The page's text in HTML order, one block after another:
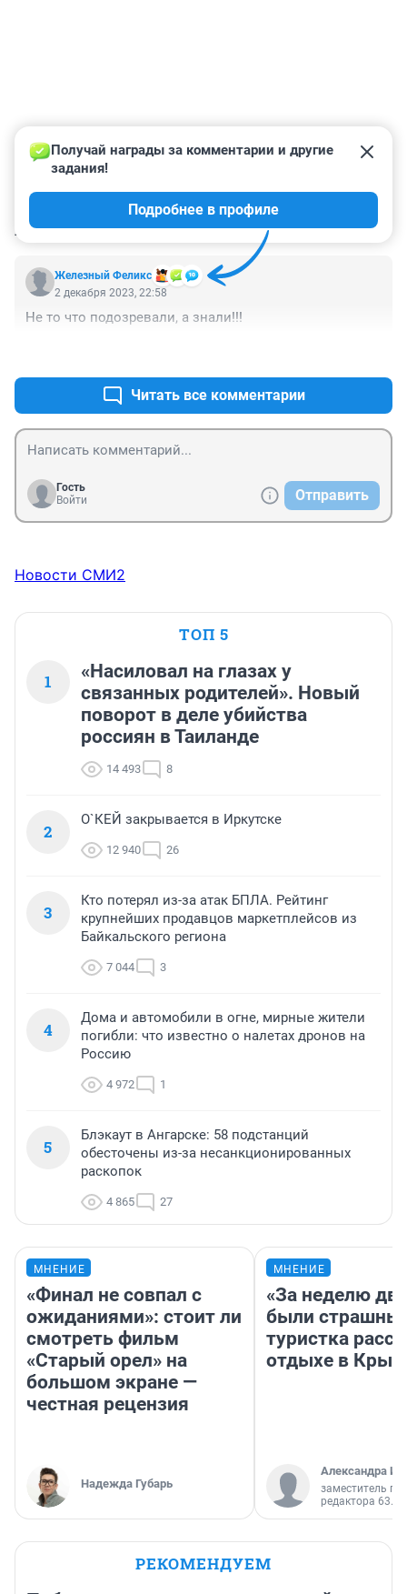
КОММЕНТАРИИ 1
Железный Феликс
Получай награды за комментарии и другие
задания!
Подробнее в профиле
2 декабря 2023, 22:58
Не то что подозревали, а знали!!!
Читать все комментарии
Гость
Войти
Отправить
Новости СМИ2
ТОП 5
1
«Насиловал на глазах у
связанных родителей». Новый
поворот в деле убийства
россиян в Таиланде
14 493 8
2
О`КЕЙ закрывается в Иркутске
12 940 26
3
Кто потерял из-за атак БПЛА. Рейтинг
крупнейших продавцов маркетплейсов из
Байкальского региона
7 044 3
4
Дома и автомобили в огне, мирные жители
погибли: что известно о налетах дронов на
Россию
4 972 1
5
Блэкаут в Ангарске: 58 подстанций
обесточены из-за несанкционированных
раскопок
4 865 27
МНЕНИЕ
«Финал не совпал с
ожиданиями»: стоит ли
смотреть фильм
«Старый орел» на
большом экране —
честная рецензия
Надежда Губарь
МНЕНИЕ
«За неделю
были
туристка
отдыхе в
Александра
заместитель
редактора 63.RU
РЕКОМЕНДУЕМ